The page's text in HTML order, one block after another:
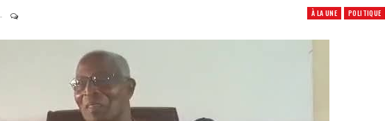
À LA UNE POLITIQUE